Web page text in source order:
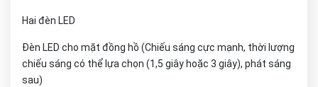
Hai đèn LED
Đèn LED cho mặt đồng hồ (Chiếu sáng cực mạnh, thời lượng
chiếu sáng có thể lựa chọn (1,5 giây hoặc 3 giây), phát sáng
sau)